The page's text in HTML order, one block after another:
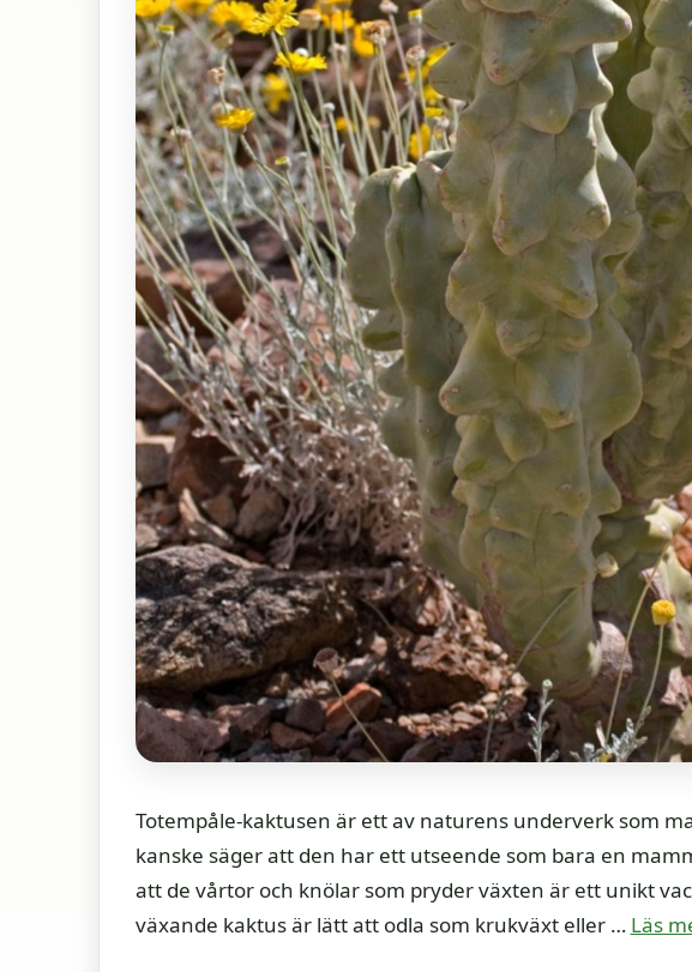
Totempåle-kaktusen är ett av naturens underverk som
kanske säger att den har ett utseende som bara en
att de vårtor och knölar som pryder växten är ett unikt
växande kaktus är lätt att odla som krukväxt eller … Läs